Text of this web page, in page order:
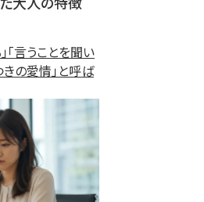
「言うことを聞い
きの愛情」と呼ば